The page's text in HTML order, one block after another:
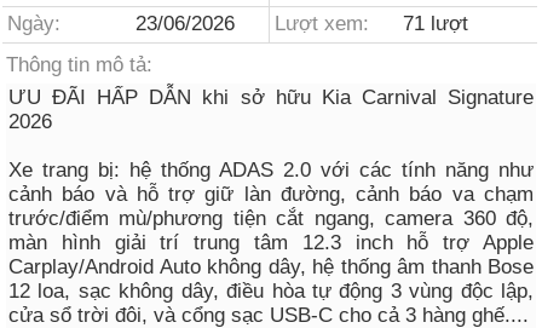
Ngày:
23/06/2026 Lượt xem:
71 lượt
Thông tin mô tả:
ƯU ĐÃI HẤP DẪN khi sở hữu Kia Carnival Signature
2026
Xe trang bị: hệ thống ADAS 2.0 với các tính năng như
cảnh báo và hỗ trợ giữ làn đường, cảnh báo va chạm
trước/điểm mù/phương tiện cắt ngang, camera 360 độ,
màn hình giải trí trung tâm 12.3 inch hỗ trợ Apple
Carplay/Android Auto không dây, hệ thống âm thanh Bose
12 loa, sạc không dây, điều hòa tự động 3 vùng độc lập,
cửa sổ trời đôi, và cổng sạc USB-C cho cả 3 hàng ghế....